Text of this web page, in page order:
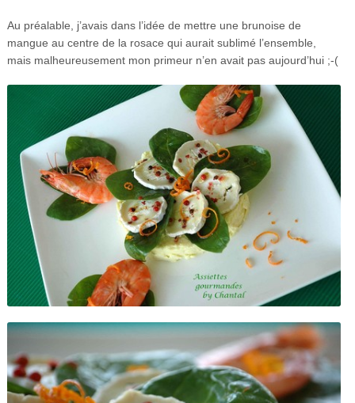
Au préalable, j’avais dans l’idée de mettre une brunoise de
mangue au centre de la rosace qui aurait sublimé l’ensemble,
mais malheureusement mon primeur n’en avait pas aujourd’hui ;-(